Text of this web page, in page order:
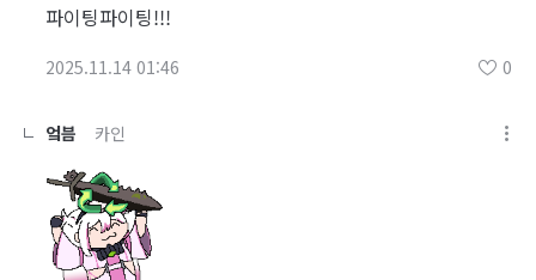
파이팅파이팅!!!
2025.11.14 01:46 0
엌븜 카인